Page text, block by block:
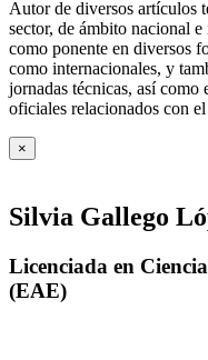
Autor de diversos artículos
sector, de ámbito nacional
como ponente en diversos
como internacionales, y
jornadas técnicas, así como
oficiales relacionados con
×
Silvia Gallego
Licenciada en
(EAE)